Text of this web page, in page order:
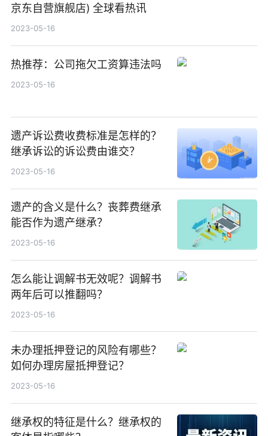
京东自营旗舰店) 全球看热讯
2023-05-16
热推荐：公司拖欠工资算违法吗
2023-05-16
遗产诉讼费收费标准是怎样的？
继承诉讼的诉讼费由谁交？
2023-05-16
遗产的含义是什么？丧葬费继承
能否作为遗产继承？
2023-05-16
怎么能让调解书无效呢？调解书
两年后可以推翻吗？
2023-05-16
未办理抵押登记的风险有哪些？
如何办理房屋抵押登记？
2023-05-16
继承权的特征是什么？继承权的